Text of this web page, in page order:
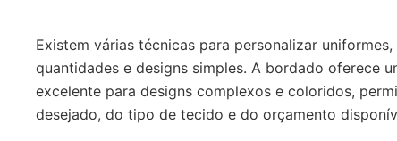
Existem várias técnicas para personalizar
quantidades e designs simples. A bordado oferece
excelente para designs complexos e coloridos,
desejado, do tipo de tecido e do orçamento